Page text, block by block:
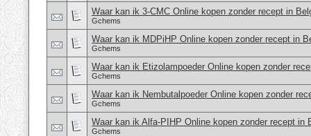
Waar kan ik 3-CMC Online kopen zonder recept in
Gchems
Waar kan ik MDPiHP Online kopen zonder recept in
Gchems
Waar kan ik Etizolampoeder Online kopen zonder
Gchems
Waar kan ik Nembutalpoeder Online kopen zonder
Gchems
Waar kan ik Alfa-PIHP Online kopen zonder recept in
Gchems